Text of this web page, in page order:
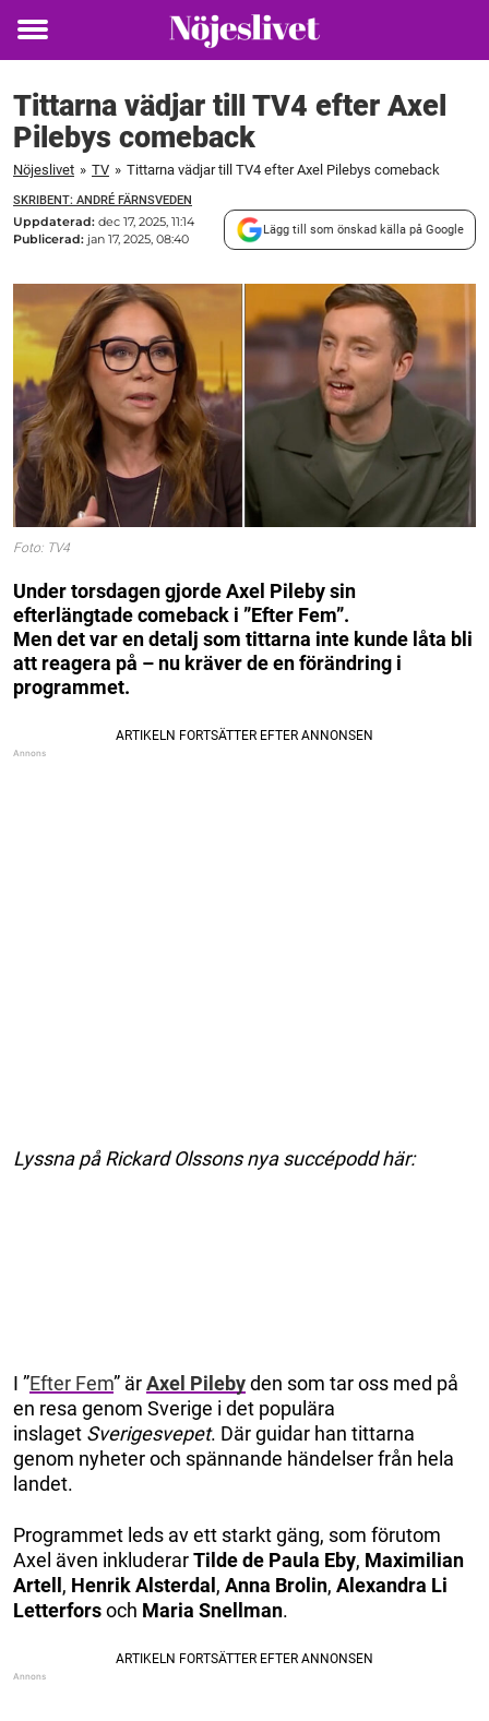
Toggle
Tittarna vädjar till TV4 efter Axel
Pilebys comeback
Nöjeslivet » TV » Tittarna vädjar till TV4 efter Axel Pilebys comeback
SKRIBENT: ANDRÉ FÄRNSVEDEN
Uppdaterad: dec 17, 2025, 11:14
Publicerad: jan 17, 2025, 08:40
Lägg till som önskad källa på Google
Foto: TV4
Under torsdagen gjorde Axel Pileby sin
efterlängtade comeback i ”Efter Fem”.
Men det var en detalj som tittarna inte kunde låta bli
att reagera på – nu kräver de en förändring i
programmet.
Lyssna på Rickard Olssons nya succépodd här:
I ”Efter Fem” ärAxel Pilebyden som tar oss med på
en resa genom Sverige i det populära
inslaget Sverigesvepet. Där guidar han tittarna
genom nyheter och spännande händelser från hela
landet.
Programmet leds av ett starkt gäng, som förutom
Axel även inkluderarTilde de Paula Eby, Maximilian
Artell , Henrik Alsterdal , Anna Brolin, Alexandra Li
Letterforsoch Maria Snellman.